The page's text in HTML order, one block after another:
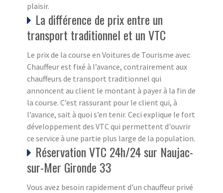
plaisir.
La différence de prix entre un
transport traditionnel et un VTC
Le prix de la course en Voitures de Tourisme avec
Chauffeur est fixé à l’avance, contrairement aux
chauffeurs de transport traditionnel qui
annoncent au client le montant à payer à la fin de
la course. C’est rassurant pour le client qui, à
l’avance, sait à quoi s’en tenir. Ceci explique le fort
développement des VTC qui permettent d'ouvrir
ce service à une partie plus large de la population.
Réservation VTC 24h/24 sur Naujac-
sur-Mer Gironde 33
Vous avez besoin rapidement d’un chauffeur privé